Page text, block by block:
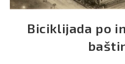
Biciklijada po